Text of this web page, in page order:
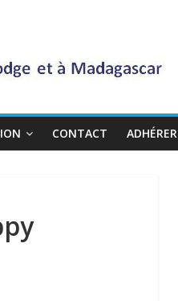
CONTACT ADHÉRER